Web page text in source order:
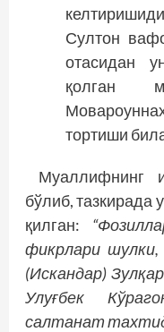
Султон
отасидан
қолган
тортиши
Муаллифнинг
бўлиб, тазкирада
қилган:
фикрлари
(Искандар)
Улуғбек
салтанат